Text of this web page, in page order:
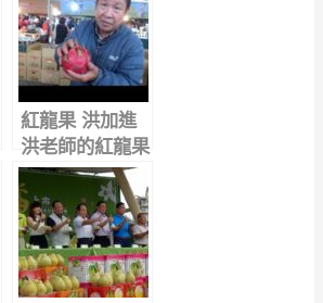
紅龍果 洪加進
洪老師的紅龍果
園 不噴農藥 除
草劑 紅龍果乾